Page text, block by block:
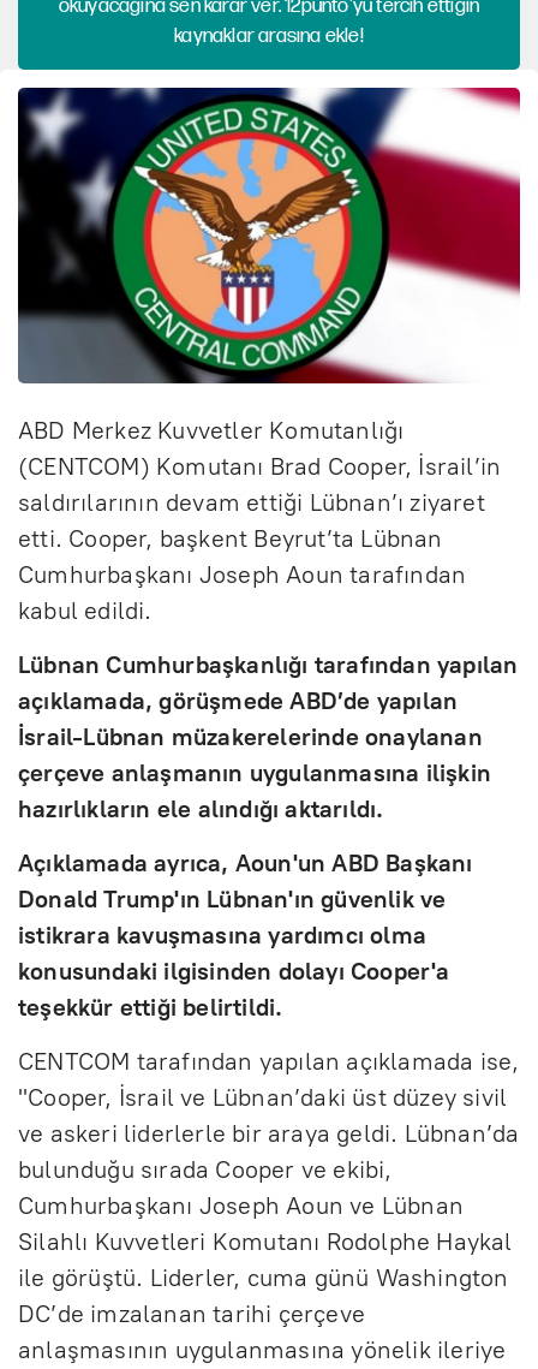
okuyacağına sen karar ver. 12punto'yu tercih ettiğin
kaynaklar arasına ekle!
ABD Merkez Kuvvetler Komutanlığı
(CENTCOM) Komutanı Brad Cooper, İsrail’in
saldırılarının devam ettiği Lübnan’ı ziyaret
etti. Cooper, başkent Beyrut’ta Lübnan
Cumhurbaşkanı Joseph Aoun tarafından
kabul edildi.
Lübnan Cumhurbaşkanlığı tarafından yapılan
açıklamada, görüşmede ABD’de yapılan
İsrail-Lübnan müzakerelerinde onaylanan
çerçeve anlaşmanın uygulanmasına ilişkin
hazırlıkların ele alındığı aktarıldı.
Açıklamada ayrıca, Aoun'un ABD Başkanı
Donald Trump'ın Lübnan'ın güvenlik ve
istikrara kavuşmasına yardımcı olma
konusundaki ilgisinden dolayı Cooper'a
teşekkür ettiği belirtildi.
CENTCOM tarafından yapılan açıklamada ise,
"Cooper, İsrail ve Lübnan’daki üst düzey sivil
ve askeri liderlerle bir araya geldi. Lübnan’da
bulunduğu sırada Cooper ve ekibi,
Cumhurbaşkanı Joseph Aoun ve Lübnan
Silahlı Kuvvetleri Komutanı Rodolphe Haykal
ile görüştü. Liderler, cuma günü Washington
DC’de imzalanan tarihi çerçeve
anlaşmasının uygulanmasına yönelik ileriye